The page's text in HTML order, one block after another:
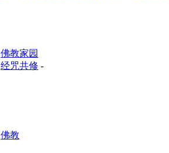
佛教家园
经咒共修 -
佛教